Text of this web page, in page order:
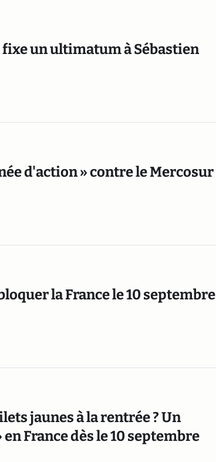
un ultimatum à Sébastien
d'action » contre le Mercosur
la France le 10 septembre
jaunes à la rentrée ? Un
France dès le 10 septembre